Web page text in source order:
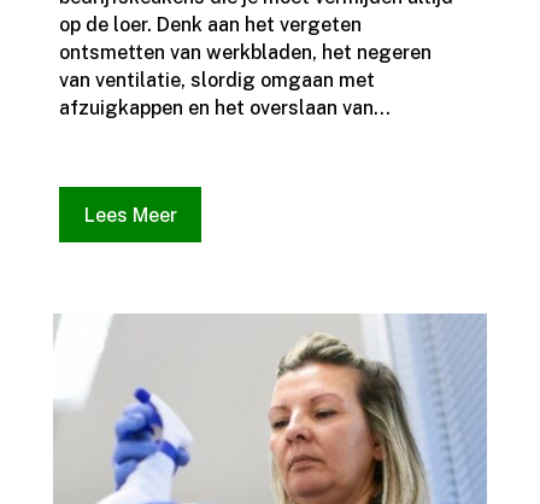
op de loer.​ Denk aan het vergeten
ontsmetten van werkbladen, het negeren
van ventilatie, slordig omgaan met
afzuigkappen en het overslaan van...
Lees Meer